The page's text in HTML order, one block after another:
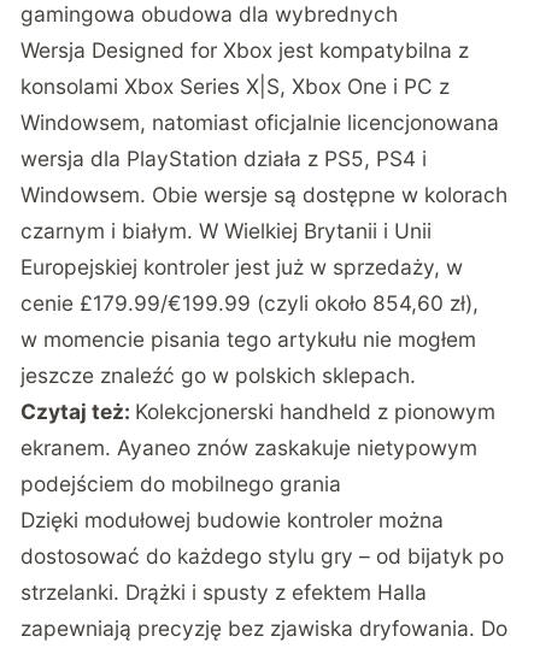
gamingowa obudowa dla wybrednych
Wersja Designed for Xbox jest kompatybilna z
konsolami Xbox Series X|S, Xbox One i PC z
Windowsem, natomiast oficjalnie licencjonowana
wersja dla PlayStation działa z PS5, PS4 i
Windowsem. Obie wersje są dostępne w kolorach
czarnym i białym. W Wielkiej Brytanii i Unii
Europejskiej kontroler jest już w sprzedaży, w
cenie £179.99/€199.99 (czyli około 854,60 zł),
w momencie pisania tego artykułu nie mogłem
jeszcze znaleźć go w polskich sklepach.
Czytaj też: Kolekcjonerski handheld z pionowym
ekranem. Ayaneo znów zaskakuje nietypowym
podejściem do mobilnego grania
Dzięki modułowej budowie kontroler można
dostosować do każdego stylu gry – od bijatyk po
strzelanki. Drążki i spusty z efektem Halla
zapewniają precyzję bez zjawiska dryfowania. Do